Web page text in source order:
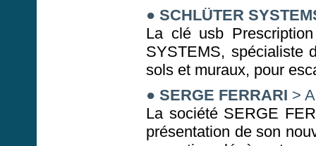
● SCHLÜTER
La clé usb
SYSTEMS, spécialiste
sols et muraux, pour
● SERGE FERRARI >
La société SERGE
présentation de son